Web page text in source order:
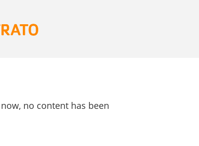
no content has been